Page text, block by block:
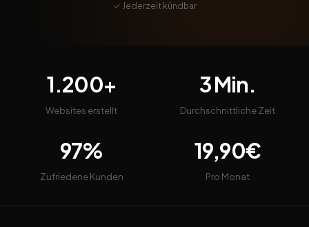
✓ Jederzeit kündbar
1.200+
Websites erstellt
3 Min.
Durchschnittliche Zeit
97%
Zufriedene Kunden
19,90€
Pro Monat